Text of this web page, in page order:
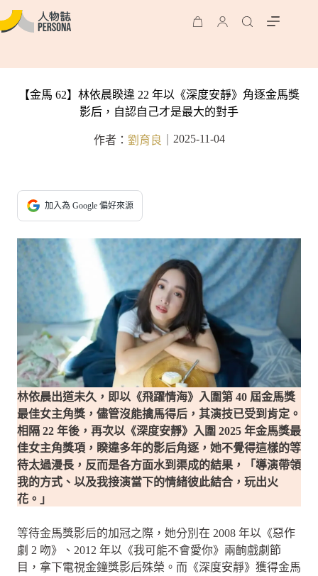
【金馬 62】林依晨睽違 22 年以《深度安靜》角逐金馬獎
影后，自認自己才是最大的對手
作者： 劉育良 2025-11-04
加入為 Google 偏好來源
林依晨出道未久，即以《飛躍情海》入圍第 40 屆金馬獎
最佳女主角獎，儘管沒能擒馬得后，其演技已受到肯定。
相隔 22 年後，再次以《深度安靜》入圍 2025 年金馬獎最
佳女主角獎項，睽違多年的影后角逐，她不覺得這樣的等
待太過漫長，反而是各方面水到渠成的結果，「導演帶領
我的方式、以及我接演當下的情緒彼此結合，玩出火
花。」
等待金馬獎影后的加冠之際，她分別在 2008 年以《惡作
劇 2 吻》、2012 年以《我可能不會愛你》兩齣戲劇節
目，拿下電視金鐘獎影后殊榮。而《深度安靜》獲得金馬